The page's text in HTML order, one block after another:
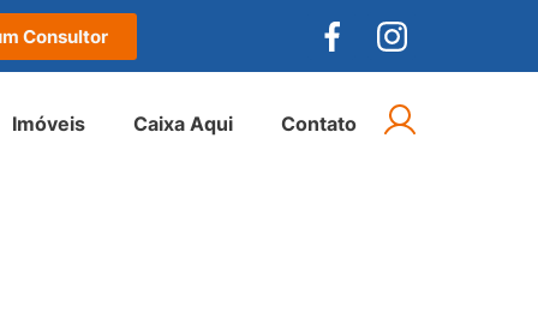
Consultor
Imóveis Caixa Aqui Contato